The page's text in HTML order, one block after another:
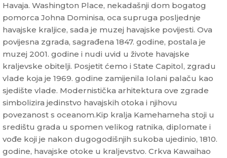
Havaja. Washington Place, nekadašnji dom bogatog
pomorca Johna Dominisa, oca supruga posljednje
havajske kraljice, sada je muzej havajske povijesti. Ova
povijesna zgrada, sagrađena 1847. godine, postala je
muzej 2001. godine i nudi uvid u živote havajske
kraljevske obitelji. Posjetit ćemo i State Capitol, zgradu
vlade koja je 1969. godine zamijenila Iolani palaču kao
sjedište vlade. Modernistička arhitektura ove zgrade
simbolizira jedinstvo havajskih otoka i njihovu
povezanost s oceanom.Kip kralja Kamehameha stoji u
središtu grada u spomen velikog ratnika, diplomate i
vođe koji je nakon dugogodišnjih sukoba ujedinio, 1810.
godine, havajske otoke u kraljevstvo. Crkva Kawaihao